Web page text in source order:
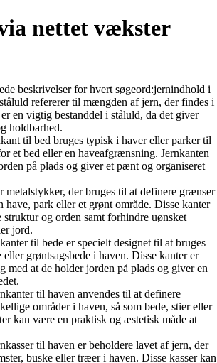
nettet vækster
beskrivelser for hvert søgeord:jernindhold i
refererer til mængden af jern, der findes i
en vigtig bestanddel i ståluld, da det giver
holdbarhed.
til bed bruges typisk i haver eller parker til
et bed eller en haveafgrænsning. Jernkanten
på plads og giver et pænt og organiseret
metalstykker, der bruges til at definere grænser
park eller et grønt område. Disse kanter
struktur og orden samt forhindre uønsket
jord.
til bede er specielt designet til at bruges
grøntsagsbede i haven. Disse kanter er
med at de holder jorden på plads og giver en
til haven anvendes til at definere
områder i haven, så som bede, stier eller
kan være en praktisk og æstetisk måde at
til haven er beholdere lavet af jern, der
buske eller træer i haven. Disse kasser kan